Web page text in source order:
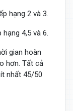
hạng 2 và 3.
4,5 và 6.
gian hoàn
hơn. Tất cả
nhất 45/50